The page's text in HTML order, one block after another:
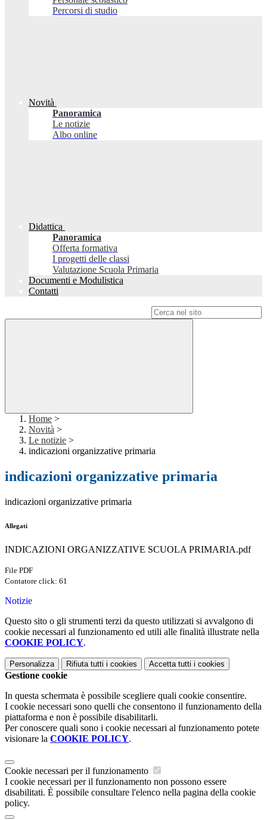
Percorsi di studio
Novità
Panoramica
Le notizie
Albo online
Didattica
Panoramica
Offerta formativa
I progetti delle classi
Valutazione Scuola Primaria
Documenti e Modulistica
Contatti
Home >
Novità >
Le notizie >
indicazioni organizzative primaria
indicazioni organizzative primaria
indicazioni organizzative primaria
Allegati
INDICAZIONI ORGANIZZATIVE SCUOLA PRIMARIA.pdf
File PDF
Contatore click: 61
Notizie
Questo sito o gli strumenti terzi da questo utilizzati si avvalgono di
cookie necessari al funzionamento ed utili alle finalità illustrate nella
COOKIE POLICY.
Personalizza Rifiuta tutti i cookies Accetta tutti i cookies
Gestione cookie
In questa schermata è possibile scegliere quali cookie consentire.
I cookie necessari sono quelli che consentono il funzionamento della
piattaforma e non è possibile disabilitarli.
Per conoscere quali sono i cookie necessari al funzionamento potete
visionare la COOKIE POLICY.
Cookie necessari per il funzionamento
I cookie necessari per il funzionamento non possono essere
disabilitati. È possibile consultare l'elenco nella pagina della cookie
policy.